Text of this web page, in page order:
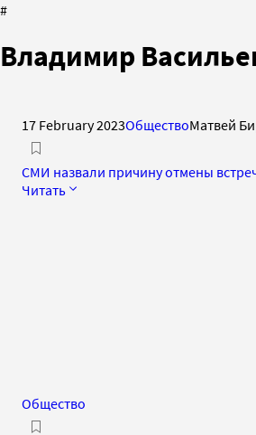
#
Владимир
17 February 2023ОбществоМатвей
СМИ назвали причину отмены
Читать
Общество